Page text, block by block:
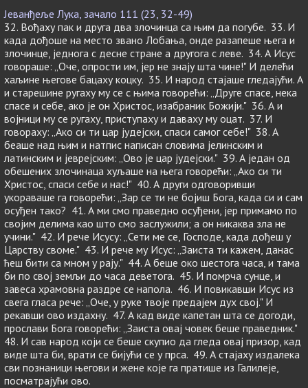
Јеванђеље Лука, зачало 111 (23, 32-49)
32. Вођаху пак и друга два злочинца са њим да погубе. 33. И
када дођоше на место звано Лобања, онде разапеше њега и
злочинце, једнога с десне стране а другога с леве. 34. А Исус
говораше: „Оче, опрости им, јер не знају шта чине!" И делећи
хаљине његове бацаху коцку. 35. И народ стајаше гледајући. А
и старешине ругаху му се с њима говорећи: „Друге спасе, нека
спасе и себе, ако је он Христос, изабраник Божији." 36. А и
војници му се ругаху, приступаху и даваху му оцат. 37. И
говораху: „Ако си ти цар јудејски, спаси самог себе!" 38. А
беаше над њим и натпис написан словима јелинским и
латинским и јеврејским: „Ово је цар јудејски." 39. А један од
обешених злочинаца хуљаше на њега говорећи: „Ако си ти
Христос, спаси себе и нас!" 40. А други одговоривши
укораваше га говорећи: „Зар се ти не бојиш Бога, када си и сам
осуђен тако? 41. А ми смо праведно осуђени, јер примамо по
својим делима као што смо заслужили; а он никаква зла не
учини." 42. И рече Исусу: „Сети ме се, Господе, када дођеш у
Царству своме." 43. И рече му Исус: „Заиста ти кажем, данас
ћеш бити са мном у рају." 44. А беше око шестога часа, и тама
би по свој земљи до часа деветога. 45. И помрча сунце, и
завеса храмовна раздре се напола. 46. И повикавши Исус из
свега гласа рече: „Оче, у руке твоје предајем дух свој." И
рекавши ово издахну. 47. А кад виде капетан шта се догоди,
прослави Бога говорећи: „Заиста овај човек беше праведник."
48. И сав народ који се беше скупио да гледа овај призор, кад
виде шта би, врати се бијући се у прса. 49. А стајаху издалека
сви познаници његови и жене које га пратише из Галилеје,
посматрајући ово.